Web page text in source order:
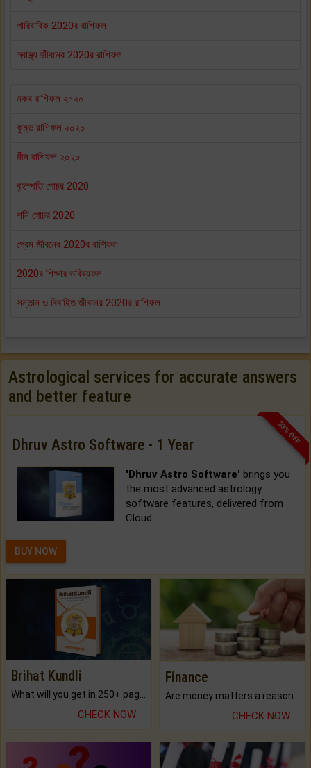
পারিবারিক 2020র রাশিফল
স্বাস্থ্য জীবনের 2020র রাশিফল
মকর রাশিফল ২০২০
কুম্ভ রাশিফল ২০২০
মীন রাশিফল ২০২০
বৃহস্পতি গোচর 2020
শনি গোচর 2020
প্রেম জীবনের 2020র রাশিফল
2020র শিক্ষার ভবিষ্যফল
সন্তান ও বিবাহিত জীবনের 2020র রাশিফল
Astrological services for accurate answers
and better feature
33% OFF
Dhruv Astro Software - 1 Year
'Dhruv Astro Software' brings you
the most advanced astrology
software features, delivered from
Cloud.
BUY NOW
Brihat Kundli
CHECK NOW
Finance
CHECK NOW